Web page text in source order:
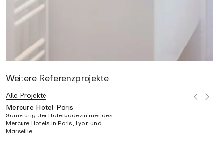
Weitere Referenzprojekte
Alle Projekte
Mercure Hotel Paris
Sanierung der Hotelbadezimmer des
Mercure Hotels in Paris, Lyon und
Marseille